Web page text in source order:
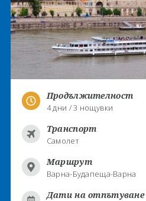
Продължителност
4 дни / 3 нощувки
Транспорт
Самолет
Маршрут
Варна-Будапеща-Варна
Дати на отпътуване